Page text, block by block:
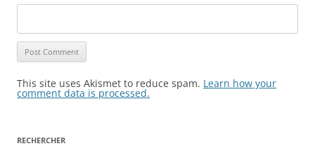
This site uses Akismet to reduce spam. Learn how your
comment data is processed.
RECHERCHER